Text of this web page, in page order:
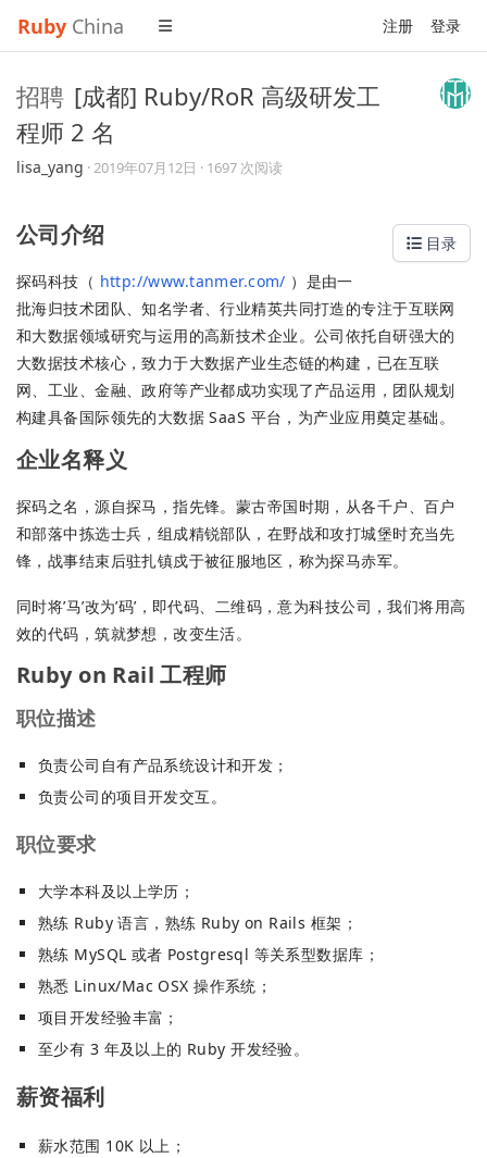
Ruby China 注册 登录
招聘 [成都] Ruby/RoR 高级研发工
程师 2 名
lisa_yang ·2019年07月12日 · 1697 次阅读
目录
公司介绍
探码科技（ http://www.tanmer.com/ ）是由一
批海归技术团队、知名学者、行业精英共同打造的专注于互联网
和大数据领域研究与运用的高新技术企业。公司依托自研强大的
大数据技术核心，致力于大数据产业生态链的构建，已在互联
网、工业、金融、政府等产业都成功实现了产品运用，团队规划
构建具备国际领先的大数据 SaaS 平台，为产业应用奠定基础。
企业名释义
探码之名，源自探马，指先锋。蒙古帝国时期，从各千户、百户
和部落中拣选士兵，组成精锐部队，在野战和攻打城堡时充当先
锋，战事结束后驻扎镇戍于被征服地区，称为探马赤军。
同时将’马’改为’码’，即代码、二维码，意为科技公司，我们将用高
效的代码，筑就梦想，改变生活。
Ruby on Rail 工程师
职位描述
负责公司自有产品系统设计和开发；
负责公司的项目开发交互。
职位要求
大学本科及以上学历；
熟练 Ruby 语言，熟练 Ruby on Rails 框架；
熟练 MySQL 或者 Postgresql 等关系型数据库；
熟悉 Linux/Mac OSX 操作系统；
项目开发经验丰富；
至少有 3 年及以上的 Ruby 开发经验。
薪资福利
薪水范围 10K 以上；